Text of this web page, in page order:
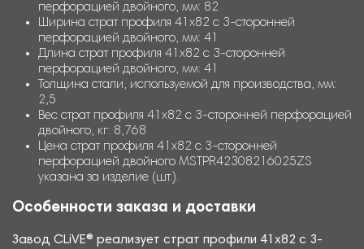
перфорацией двойного, мм: 82
Ширина страт профиля 41х82 с 3-сторонней
перфорацией двойного, мм: 41
Длина страт профиля 41х82 с 3-сторонней
перфорацией двойного, мм: 41
Толщина стали, используемой для производства, мм:
2,5
Вес страт профиля 41х82 с 3-сторонней перфорацией
двойного, кг: 8,768
Цена страт профиля 41х82 с 3-сторонней
перфорацией двойного MSTPR42308216025ZS
указана за изделие (шт.).
Особенности заказа и доставки
Завод CLiVE® реализует страт профили 41х82 с 3-